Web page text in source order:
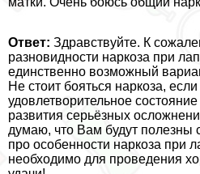
Ответ: Здравствуйте. К
разновидности наркоза при
единственно возможный
Не стоит бояться наркоза,
удовлетворительное
развития серьёзных
думаю, что Вам будут полезны
про особенности наркоза при
необходимо для проведения